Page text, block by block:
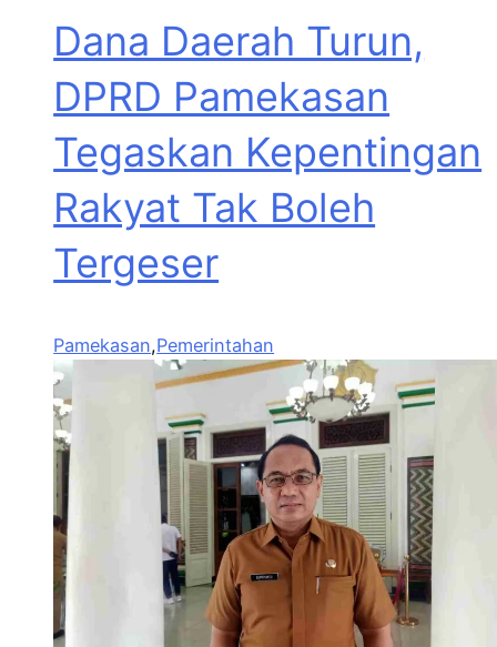
Dana Daerah Turun,
DPRD Pamekasan
Tegaskan Kepentingan
Rakyat Tak Boleh
Tergeser
Pamekasan,Pemerintahan